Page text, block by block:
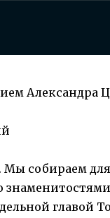
Александра
Мы собираем
главой